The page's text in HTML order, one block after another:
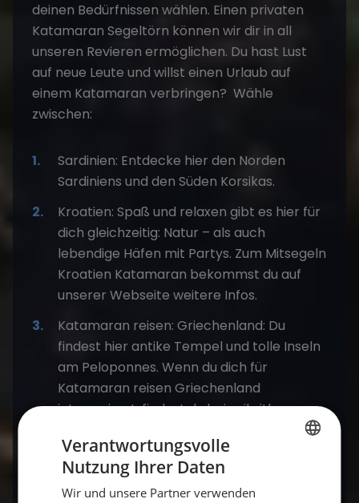
deinen Bedürfnissen wählen. Einen privaten
Katamaran Segeltörn können wir dir in all
unseren Revieren ermöglichen. Du hast Lust
auf neue Leute und willst einen Urlaub auf
einem Katamaran verbringen? Wähle
zwischen:
Sardinien: Entdecke hier den Norden
Sardiniens und den Süden Korsikas.
Kroatien: Spaß und relaxen gibt es hier für
dich gleichzeitig: Natur – als auch
lebendige Häfen mit Partys. Zum Mitsegeln
Kroatien Katamaran bekommst du auf
unserer Webseite weitere Infos.
Katamaran reisen: Griechenland: Du
findest hier antike Tempel und tolle Inseln
am Peloponnes. Wenn du dich für
Katamaran reisen Griechenland
interessierst, findest du bei sailwithus
Wer erwartet dich auf deinem Segeltörn?
Verantwortungsvolle
Nutzung Ihrer Daten
Wir und unsere Partner verwenden